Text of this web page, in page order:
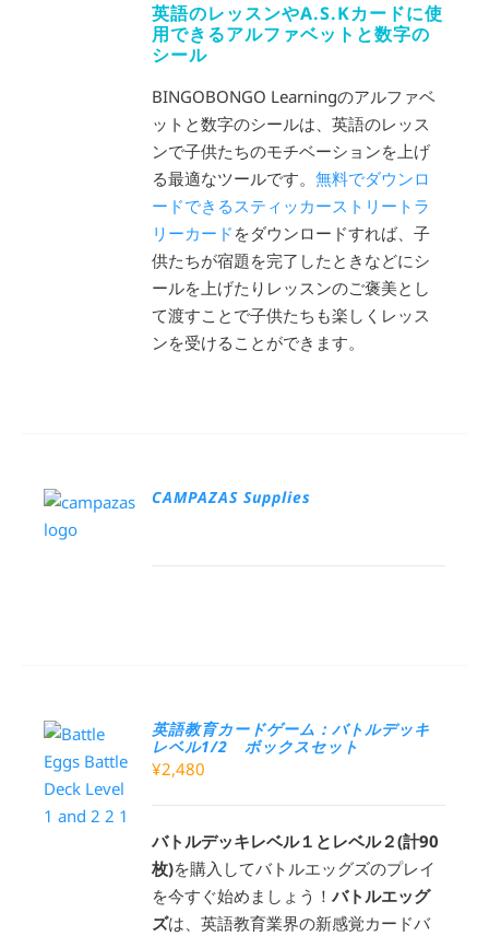
英語のレッスンやA.S.Kカードに使
用できるアルファベットと数字の
シール
BINGOBONGO Learningのアルファベ
ットと数字のシールは、英語のレッス
ンで子供たちのモチベーションを上げ
る最適なツールです。無料でダウンロ
ードできるスティッカーストリートラ
リーカード をダウンロードすれば、子
供たちが宿題を完了したときなどにシ
ールを上げたりレッスンのご褒美とし
て渡すことで子供たちも楽しくレッス
ンを受けることができます。
CAMPAZAS Supplies
英語教育カードゲーム：バトルデッキ
レベル1/2 ボックスセット
¥2,480
バトルデッキレベル１とレベル２(計90
枚)を購入してバトルエッグズのプレイ
を今すぐ始めましょう！バトルエッグ
ズは、英語教育業界の新感覚カードバ